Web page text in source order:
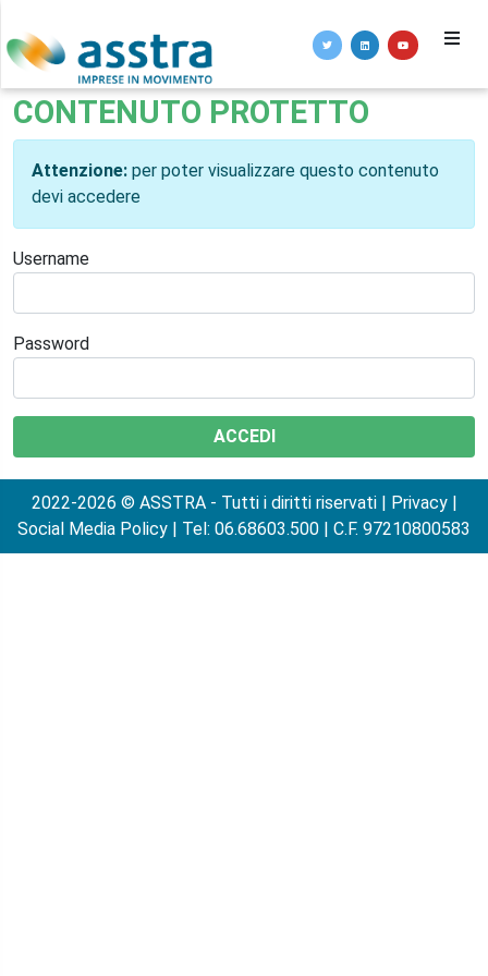
CONTENUTO PROTETTO
Attenzione: per poter visualizzare questo contenuto
devi accedere
Username
Password
ACCEDI
2022-2026 © ASSTRA - Tutti i diritti riservati | Privacy|
Social Media Policy | Tel: 06.68603.500 | C.F. 97210800583